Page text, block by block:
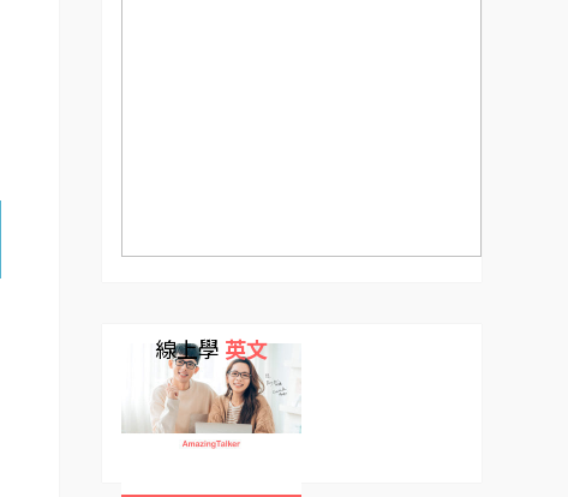
線上學 英文